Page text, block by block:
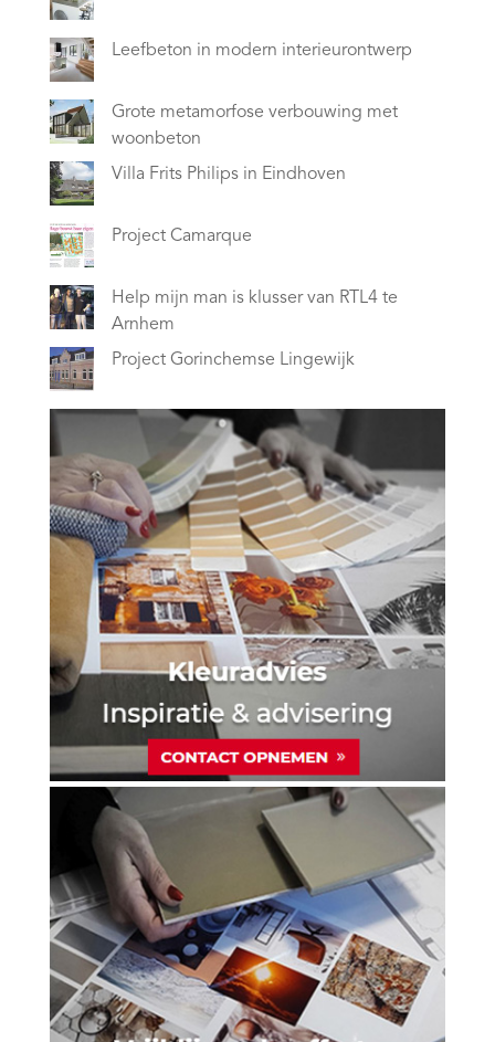
Leefbeton in modern interieurontwerp
Grote metamorfose verbouwing met
woonbeton
Villa Frits Philips in Eindhoven
Project Camarque
Help mijn man is klusser van RTL4 te
Arnhem
Project Gorinchemse Lingewijk